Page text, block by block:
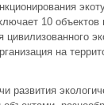
10 объектов
на
развития